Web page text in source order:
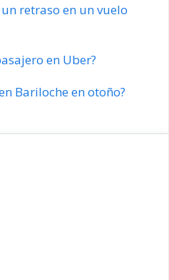
retraso en un vuelo
en Uber?
Bariloche en otoño?